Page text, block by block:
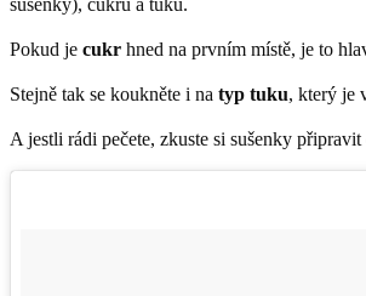
Pokud je cukr hned na prvním místě, je to
Stejně tak se koukněte i na typ tuku, který je
A jestli rádi pečete, zkuste si sušenky